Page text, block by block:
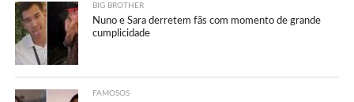
BIG BROTHER
Nuno e Sara derretem fãs com momento de grande
cumplicidade
FAMOSOS